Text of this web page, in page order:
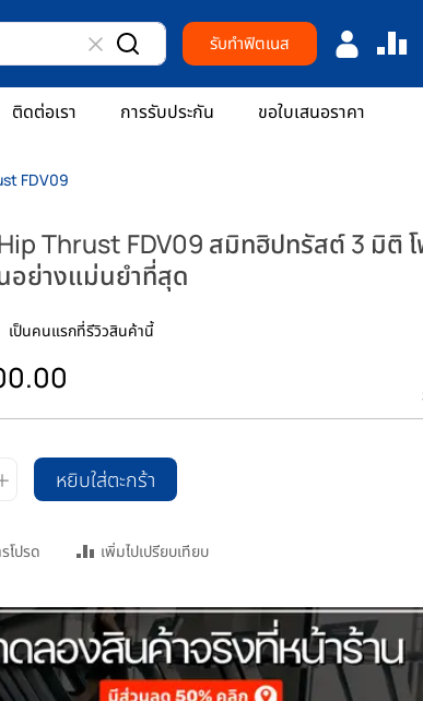
รับทำฟิตเนส
ติดต่อเรา การรับประกัน ขอใบเสนอราคา
FDV09
Thrust FDV09 สมิทฮิปทรัสต์ 3 มิติ
อย่างแม่นยำที่สุด
เป็นคนแรกที่รีวิวสินค้านี้
หยิบใส่ตะกร้า
โปรด เพิ่มไปเปรียบเทียบ